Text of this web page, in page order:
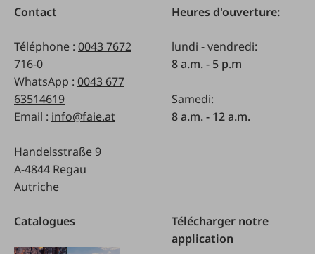
Contact
Téléphone : 0043 7672
716-0
WhatsApp : 0043 677
63514619
Email : info@faie.at
Handelsstraße 9
A-4844 Regau
Autriche
Heures d'ouverture:
lundi - vendredi:
8 a.m. - 5 p.m
Samedi:
8 a.m. - 12 a.m.
Catalogues
Télécharger notre
application